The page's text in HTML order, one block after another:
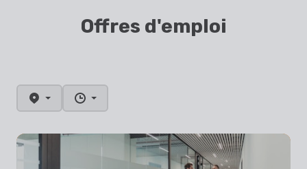
Offres d'emploi